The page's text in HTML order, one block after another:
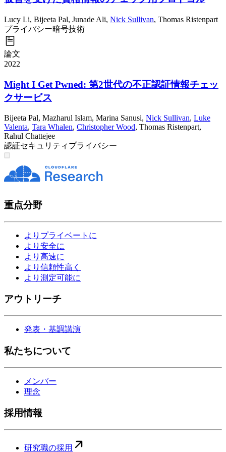
Lucy Li, Bijeeta Pal, Junade Ali, Nick Sullivan, Thomas Ristenpart
プライバシー暗号技術
論文
2022
Might I Get Pwned: 第2世代の不正認証情報チェッ
クサービス
Bijeeta Pal, Mazharul Islam, Marina Sanusi, Nick Sullivan, Luke
Valenta, Tara Whalen, Christopher Wood, Thomas Ristenpart,
Rahul Chattejee
認証セキュリティ プライバシー
重点分野
よりプライベートに
より安全に
より高速に
より信頼性高く
より測定可能に
アウトリーチ
発表・基調講演
私たちについて
メンバー
理念
採用情報
研究職の採用